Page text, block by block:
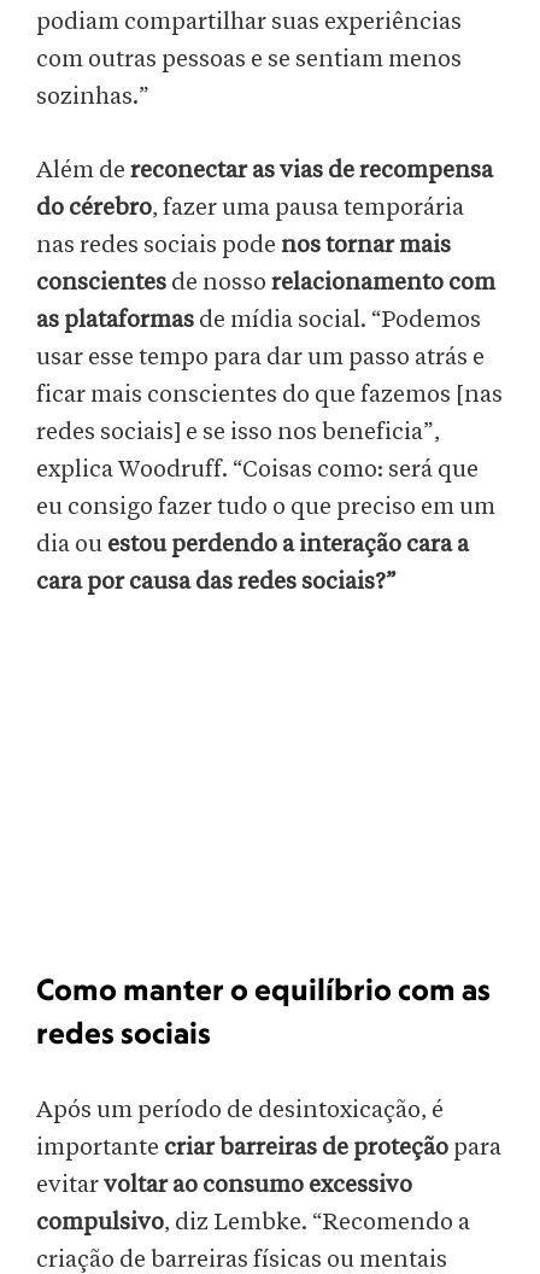
podiam compartilhar suas experiências
com outras pessoas e se sentiam menos
sozinhas.”
Além de reconectar as vias de recompensa
do cérebro, fazer uma pausa temporária
nas redes sociais pode nos tornar mais
conscientes de nosso relacionamento com
as plataformas de mídia social. “Podemos
usar esse tempo para dar um passo atrás e
ficar mais conscientes do que fazemos [nas
redes sociais] e se isso nos beneficia”,
explica Woodruff. “Coisas como: será que
eu consigo fazer tudo o que preciso em um
dia ou estou perdendo a interação cara a
cara por causa das redes sociais?”
Como manter o equilíbrio com as
redes sociais
Após um período de desintoxicação, é
importante criar barreiras de proteção para
evitarvoltar ao consumo excessivo
compulsivo, diz Lembke. “Recomendo a
criação de barreiras físicas ou mentais